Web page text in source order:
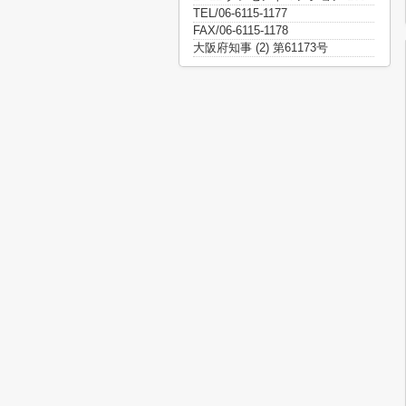
TEL/06-6115-1177
FAX/06-6115-1178
大阪府知事 (2) 第61173号